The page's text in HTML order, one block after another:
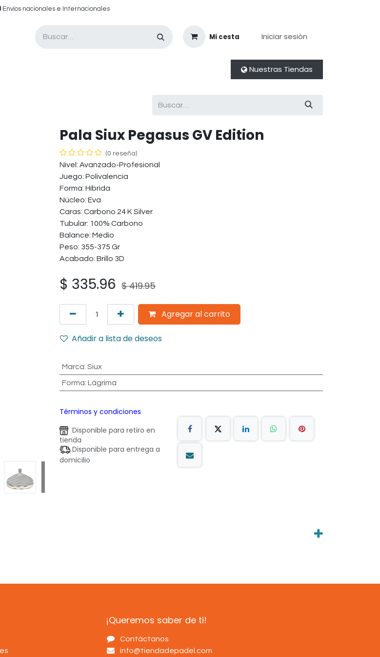
​​ E​nvíos nacionales e ​​​Internacionales​
Mi cesta Iniciar sesión
Nuestras Tiendas
​​Pala Siux Pegasus GV Edition
(0 reseña)
Nivel: Avanzado-Profesional
Juego: Polivalencia
Forma: Híbrida
Núcleo: Eva
Caras: Carbono 24 K Silver
Tubular: 100% Carbono
Balance: Medio
Peso: 355-375 Gr
Acabado: Brillo 3D
$ 335.96 $419.95
Agregar al carrito
Añadir a lista de deseos
Marca: Siux
Forma: Lágrima
Términos y condiciones
Disponible para retiro en
tienda
Disponible para entrega a
domicilio
¡Queremos saber de ti!
Contáctanos
info@tiendadepadel.com